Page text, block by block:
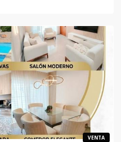
VENTA